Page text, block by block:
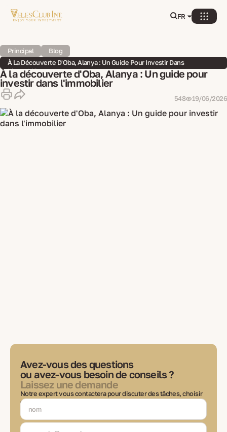
FR
Principal
Blog
À La Découverte D'Oba, Alanya : Un Guide Pour Investir Dans
L'immobilier
À la découverte d'Oba, Alanya : Un guide pour
investir dans l'immobilier
548 19/06/2026
Avez-vous des questions
ou avez-vous besoin de conseils ?
Laissez une demande
Notre expert vous contactera pour discuter des tâches, choisir
des solutions et rester en contact à chaque étape de la
transaction.